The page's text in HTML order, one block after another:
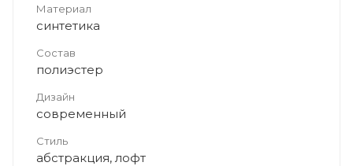
Материал
синтетика
Состав
полиэстер
Дизайн
современный
Стиль
абстракция, лофт